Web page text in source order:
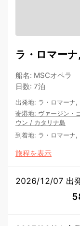
ラ・ロマー
船名: MSCオペラ
日数: 7泊
出発地: ラ・ロマーナ,
寄港地: ヴァージン・
ウン / カタリナ島
到着地: ラ・ロマーナ,
旅程を表示
2026/12/07 出